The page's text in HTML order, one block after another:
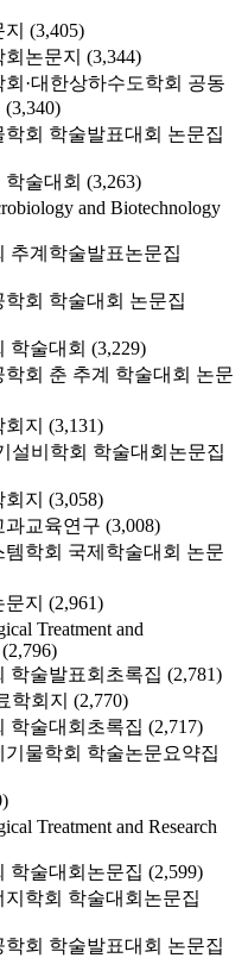
(3,405)
논문지 (3,344)
·대한상하수도학회 공동
(3,340)
회 학술발표대회 논문집
술대회 (3,263)
and Biotechnology
추계학술발표논문집
회 학술대회 논문집
학술대회 (3,229)
회 춘 추계 학술대회 논문
지 (3,131)
설비학회 학술대회논문집
지 (3,058)
과교육연구 (3,008)
학회 국제학술대회 논문
지 (2,961)
Treatment and
(2,796)
학술발표회초록집 (2,781)
학회지 (2,770)
학술대회초록집 (2,717)
기물학회 학술논문요약집
Treatment and Research
학술대회논문집 (2,599)
학회 학술대회논문집
회 학술발표대회 논문집